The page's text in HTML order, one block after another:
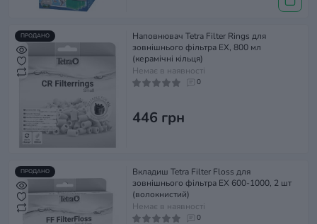
ПРОДАНО
Наповнювач Tetra Filter Rings для
зовнішнього фільтра EX, 800 мл
(керамічні кільця)
Немає в наявності
0
446 грн
ПРОДАНО
Вкладиш Tetra Filter Floss для
зовнішнього фільтра EX 600-1000, 2 шт
(волокнистий)
Немає в наявності
0